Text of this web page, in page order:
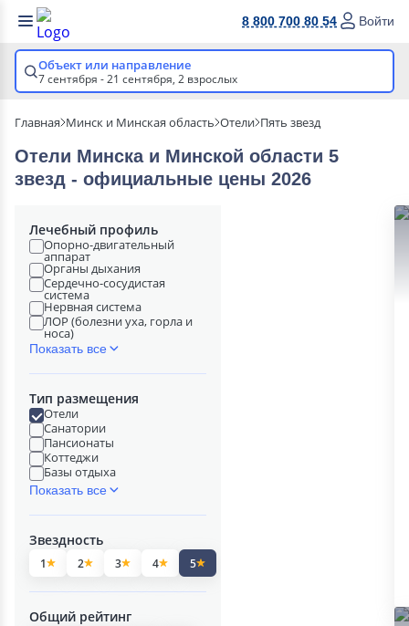
8 800 700 80 54 Войти
Объект или направление
7 сентября - 21 сентября, 2 взрослых
Главная Минск и Минская область Отели Пять звезд
Отели Минска и Минской области 5
звезд - официальные цены 2026
Лечебный профиль
Опорно-двигательный
аппарат
Органы дыхания
Сердечно-сосудистая
система
Нервная система
ЛОР (болезни уха, горла и
носа)
Показать все
Тип размещения
Отели
Санатории
Пансионаты
Коттеджи
Базы отдыха
Показать все
Звездность
1 2 3 4 5
Общий рейтинг